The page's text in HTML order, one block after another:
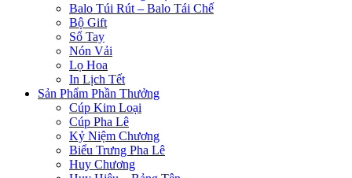
Balo Túi Rút – Balo Tái Chế
Bộ Gift
Sổ Tay
Nón Vải
Lọ Hoa
In Lịch Tết
Sản Phẩm Phần Thưởng
Cúp Kim Loại
Cúp Pha Lê
Kỷ Niệm Chương
Biểu Trưng Pha Lê
Huy Chương